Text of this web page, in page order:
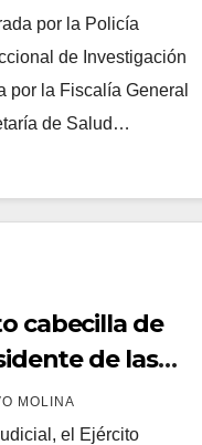
por la Policía
de Investigación
por la Fiscalía General
de Salud…
cabecilla de
de las
Cauca
MOLINA
el Ejército